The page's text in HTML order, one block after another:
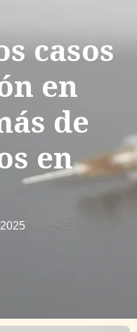
casos
en
de
en